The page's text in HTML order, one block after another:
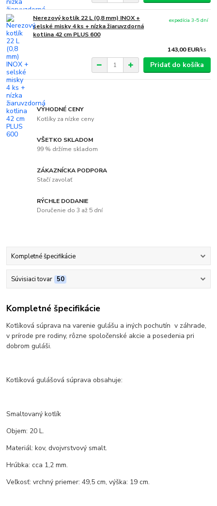
Nerezový kotlík 22 L (0,8 mm) INOX +
selské misky 4 ks + nízka žiaruvzdorná
kotlina 42 cm PLUS 600
143,00 EUR/ks
expedícia 3-5 dní
Pridať do košíka
VÝHODNÉ CENY
Kotlíky za nízke ceny
VŠETKO SKLADOM
99 % držíme skladom
ZÁKAZNÍCKA PODPORA
Stačí zavolať
RÝCHLE DODANIE
Doručenie do 3 až 5 dní
Kompletné špecifikácie
Súvisiaci tovar 50
Kompletné špecifikácie
Kotlíková súprava na varenie gulášu a iných pochutín v záhrade,
v prírode pre rodiny, rôzne spoločenské akcie a posedenia pri
dobrom guláši.
Kotlíková gulášová súprava obsahuje:
Smaltovaný kotlík
Objem: 20 L.
Materiál: kov, dvojvrstvový smalt.
Hrúbka: cca 1,2 mm.
Veľkosť: vrchný priemer: 49,5 cm, výška: 19 cm.